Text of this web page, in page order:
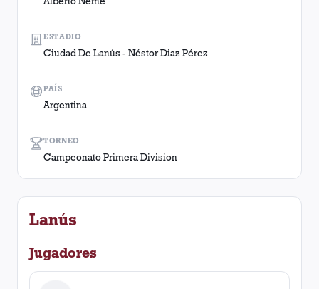
TORNEO
Campeonato Primera Division
ESTADIO
Ciudad De Lanús - Néstor Diaz Pérez
PAÍS
Argentina
Lanús
Jugadores